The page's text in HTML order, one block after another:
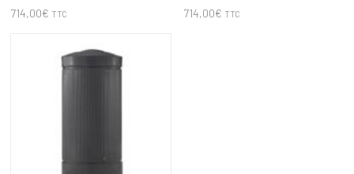
714,00€ TTC
714,00€ TTC